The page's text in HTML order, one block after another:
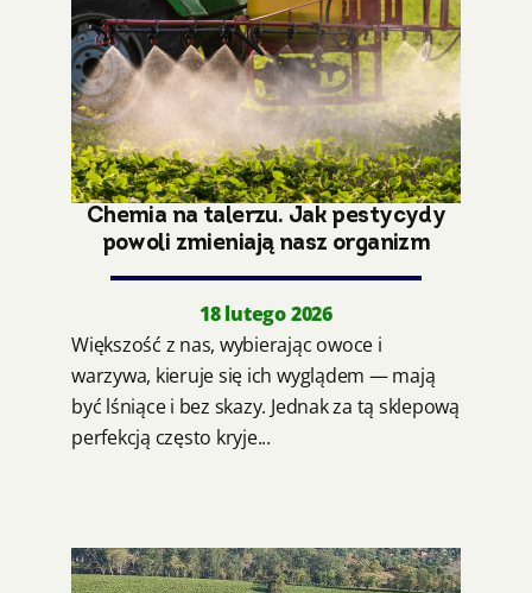
Chemia na talerzu. Jak pestycydy
powoli zmieniają nasz organizm
18 lutego 2026
Większość z nas, wybierając owoce i
warzywa, kieruje się ich wyglądem — mają
być lśniące i bez skazy. Jednak za tą sklepową
perfekcją często kryje...